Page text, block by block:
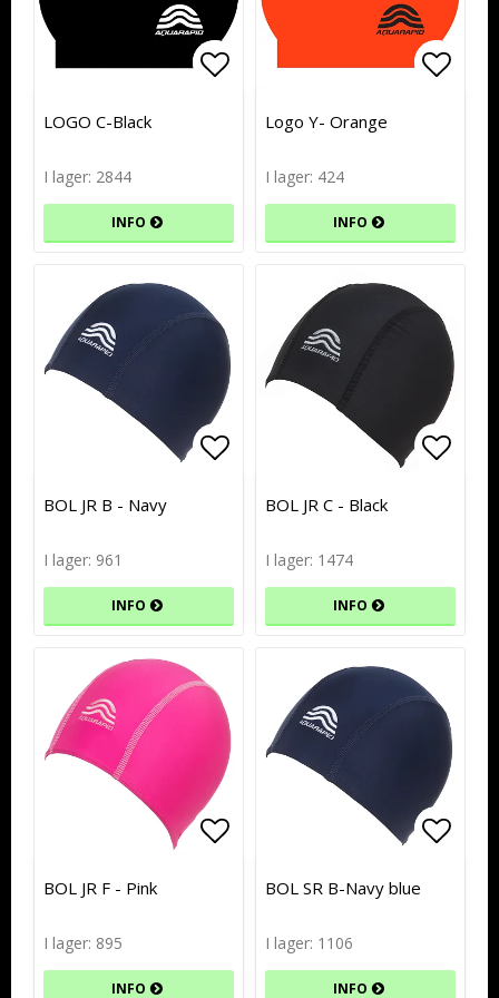
Lägg till i favoritlistan
Lägg till i favoritlistan
LOGO C-Black
I lager: 2844
INFO
Logo Y- Orange
I lager: 424
INFO
Lägg till i favoritlistan
BOL JR B - Navy
I lager: 961
INFO
BOL JR C - Black
I lager: 1474
INFO
Lägg till i favoritlistan
BOL JR F - Pink
I lager: 895
INFO
BOL SR B-Navy blue
I lager: 1106
INFO